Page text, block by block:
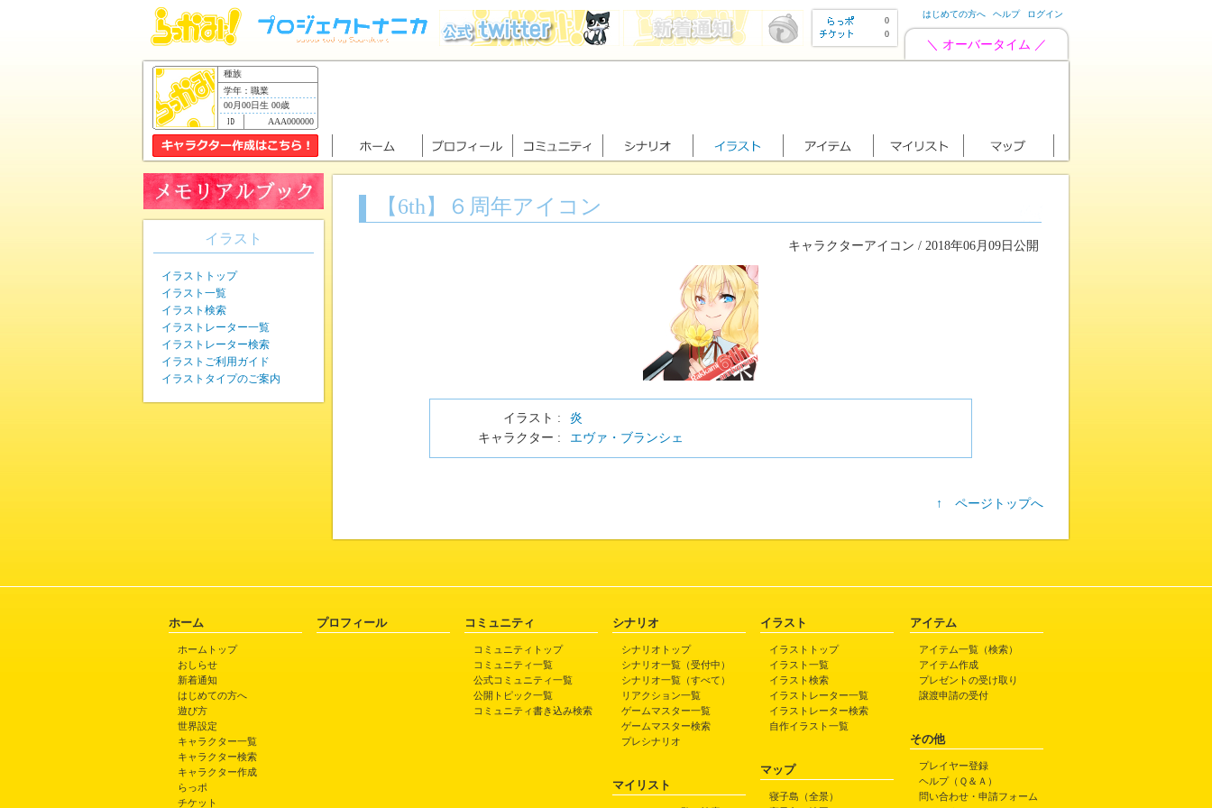
0
0
はじめての方へ ヘルプ ログイン
＼ オーバータイム ／
種族
学年：職業
00月00日生 00歳
AAA000000
【6th】６周年アイコン
キャラクターアイコン / 2018年06月09日公開
イラスト :
炎
キャラクター :
エヴァ・ブランシェ
↑ ページトップへ
イラスト
イラストトップ
イラスト一覧
イラスト検索
イラストレーター一覧
イラストレーター検索
イラストご利用ガイド
イラストタイプのご案内
ホーム
ホームトップ
おしらせ
新着通知
はじめての方へ
遊び方
世界設定
キャラクター一覧
キャラクター検索
キャラクター作成
らっポ
チケット
プロフィール コミュニティ
コミュニティトップ
コミュニティ一覧
公式コミュニティ一覧
公開トピック一覧
コミュニティ書き込み検索
シナリオ
シナリオトップ
シナリオ一覧（受付中）
シナリオ一覧（すべて）
リアクション一覧
ゲームマスター一覧
ゲームマスター検索
プレシナリオ
マイリスト
イラスト
イラストトップ
イラスト一覧
イラスト検索
イラストレーター一覧
イラストレーター検索
自作イラスト一覧
マップ
寝子島（全景）
アイテム
アイテム一覧（検索）
アイテム作成
プレゼントの受け取り
譲渡申請の受付
その他
プレイヤー登録
ヘルプ（Ｑ＆Ａ）
問い合わせ・申請フォーム